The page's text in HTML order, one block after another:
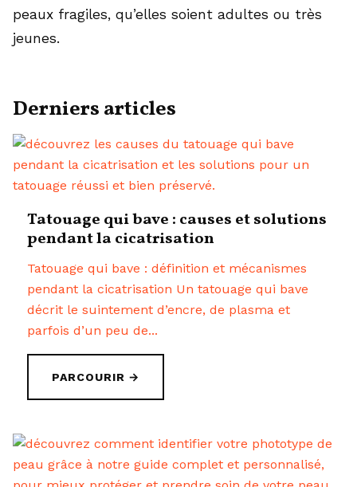
peaux fragiles, qu’elles soient adultes ou très
jeunes.
Derniers articles
Tatouage qui bave : causes et solutions
pendant la cicatrisation
Tatouage qui bave : définition et mécanismes
pendant la cicatrisation Un tatouage qui bave
décrit le suintement d’encre, de plasma et
parfois d’un peu de...
PARCOURIR →